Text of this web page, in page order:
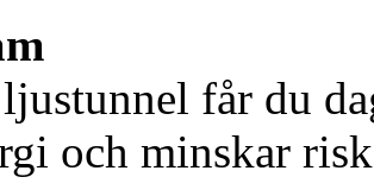
får du
och minskar